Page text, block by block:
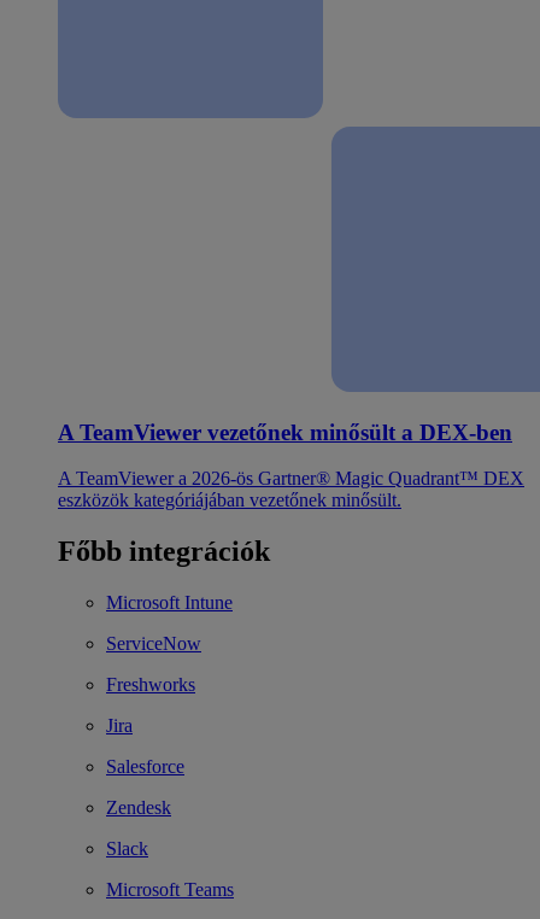
A TeamViewer vezetőnek minősült a DEX-ben
A TeamViewer a 2026-ös Gartner® Magic Quadrant™ DEX
eszközök kategóriájában vezetőnek minősült.
Főbb integrációk
Microsoft Intune
ServiceNow
Freshworks
Jira
Salesforce
Zendesk
Slack
Microsoft Teams